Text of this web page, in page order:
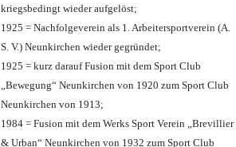
kriegsbedingt wieder aufgelöst;
1925 = Nachfolgeverein als 1. Arbeitersportverein (A.
S. V.) Neunkirchen wieder gegründet;
1925 = kurz darauf Fusion mit dem Sport Club
„Bewegung“ Neunkirchen von 1920 zum Sport Club
Neunkirchen von 1913;
1984 = Fusion mit dem Werks Sport Verein „Brevillier
& Urban“ Neunkirchen von 1932 zum Sport Club